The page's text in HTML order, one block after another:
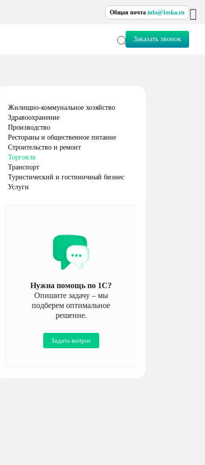
Общая почта info@1eska.ru
Заказать звонок
Жилищно-коммунальное хозяйство
Здравоохранение
Производство
Рестораны и общественное питание
Строительство и ремонт
Торговля
Транспорт
Туристический и гостиничный бизнес
Услуги
Нужна помощь по 1С?
Опишите задачу – мы
подберем оптимальное
решение.
Задать вопрос